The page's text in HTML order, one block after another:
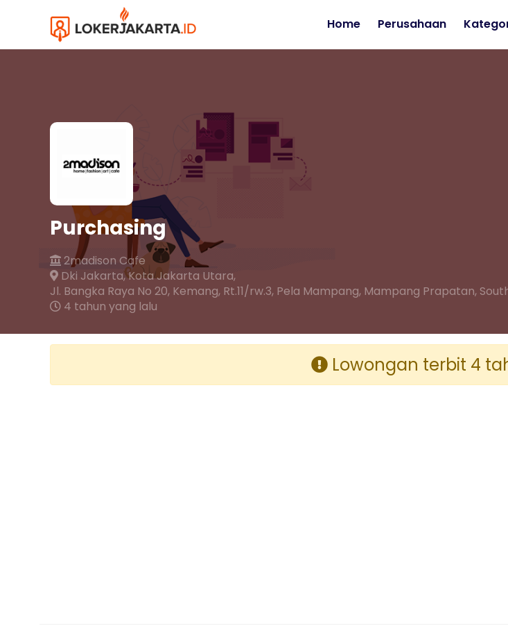
Purchasing
2madison Cafe
Dki Jakarta,Kota Jakarta Utara,
Jl. Bangka Raya No 20, Kemang, Rt.11/rw.3, Pela Mampang, Mampang Prapatan,
4 tahun yang lalu
Home Perusahaan
Lowongan terbit 4